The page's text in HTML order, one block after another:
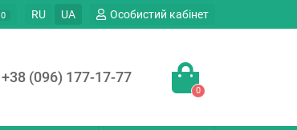
0 RU UA Особистий кабінет
+38 (096) 177-17-77
0